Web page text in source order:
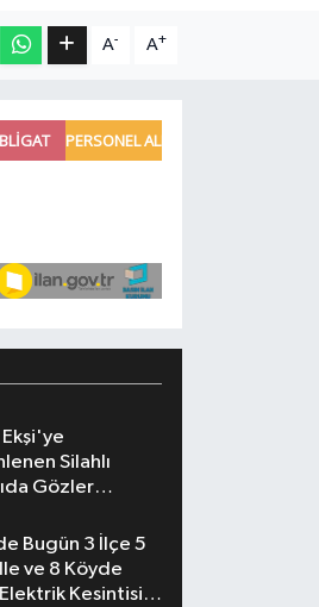
A- A+
Ekşi'ye
Silahlı
Gözler
Bugün 3 İlçe 5
ve 8 Köyde
Elektrik Kesintisi